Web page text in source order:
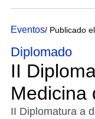
Eventos/ Publicado
Diplomado
II
Medicina
II Diplomatura a